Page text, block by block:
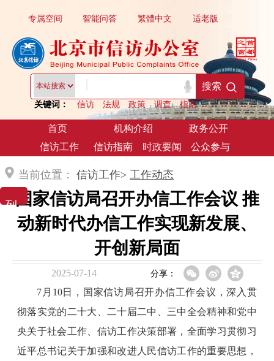
关键词： 信访 法规 政策 调查 指南
搜索
繁體中文
专属空间 适老版
智能问答
首页 机构介绍
政务公开
信访工作
信访指南 时政要闻 公众参与
当前位置： 信访工作> 工作动态
国家信访局召开办信工作会议 推
动新时代办信工作实现新发展、
开创新局面
2025-07-14 分享：
7月10日，国家信访局召开办信工作会议，深入贯
彻落实党的二十大、二十届二中、三中全会精神和党中
央关于社会工作、信访工作决策部署，全面学习贯彻习
近平总书记关于加强和改进人民信访工作的重要思想，